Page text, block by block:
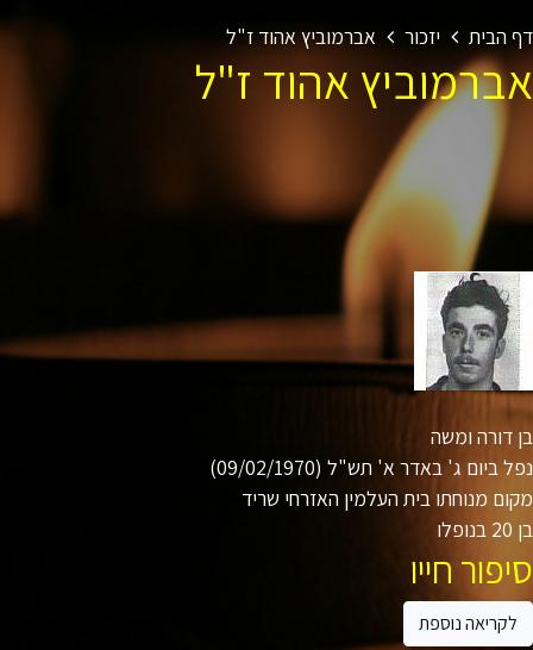
הבית יזכור אברמוביץ אהוד ז"ל
אהוד ז"ל
דורה ומשה
ביום ג' באדר א' תש"ל (09/02/1970)
מנוחתו בית העלמין האזרחי שריד
חייו
נוספת